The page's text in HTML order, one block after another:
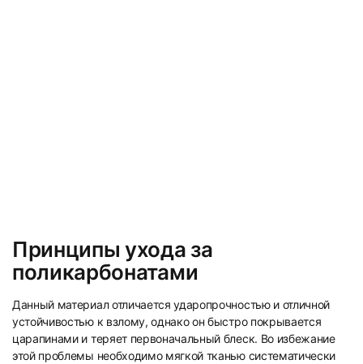
Принципы ухода за
поликарбонатами
Данный материал отличается ударопрочностью и отличной
устойчивостью к взлому, однако он быстро покрывается
царапинами и теряет первоначальный блеск. Во избежание
этой проблемы необходимо мягкой тканью систематически